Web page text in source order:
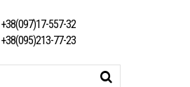
+38(097)17-557-32
+38(095)213-77-23